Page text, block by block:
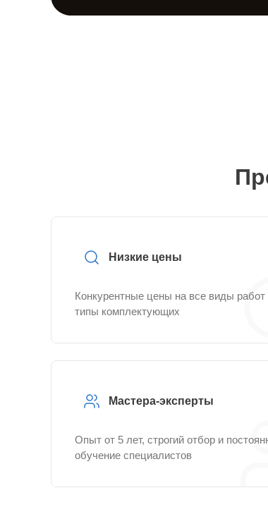
Низкие цены
Конкурентные цены на все виды работ
типы комплектующих
Мастера-эксперты
Опыт от 5 лет, строгий отбор и
обучение специалистов